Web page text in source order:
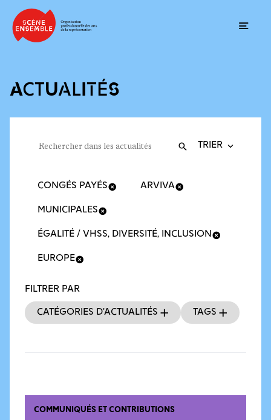
ACTUALITÉS
Recherche
Valider
FILTRER PAR
Catégories d’actualités Tags
CONGÉS PAYÉS ARVIVA
MUNICIPALES
ÉGALITÉ / VHSS, DIVERSITÉ, INCLUSION
EUROPE
COMMUNIQUÉS ET CONTRIBUTIONS